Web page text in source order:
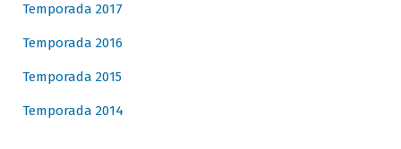
Temporada 2017
Temporada 2016
Temporada 2015
Temporada 2014